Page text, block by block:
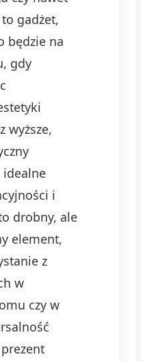
gadżet,
będzie na
gdy
wyższe,
i
drobny, ale
element,
z
w
czy w